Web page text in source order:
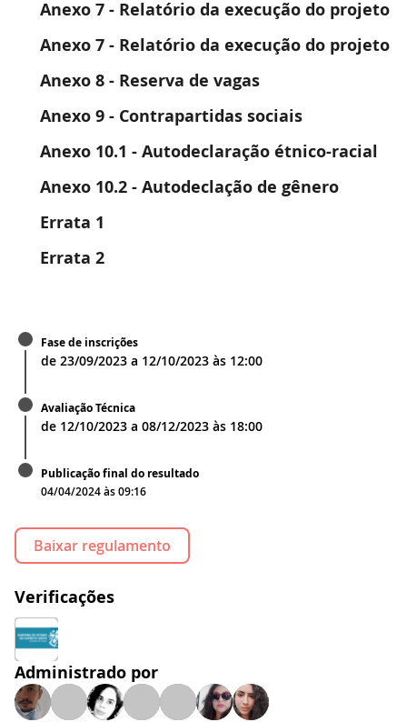
Anexo 7 - Relatório da execução do projeto
Anexo 7 - Relatório da execução do projeto
Anexo 8 - Reserva de vagas
Anexo 9 - Contrapartidas sociais
Anexo 10.1 - Autodeclaração étnico-racial
Anexo 10.2 - Autodeclação de gênero
Errata 1
Errata 2
Fase de inscrições
de23/09/2023 a 12/10/2023 às 12:00
Avaliação Técnica
de 12/10/2023 a08/12/2023 às 18:00
Publicação final do resultado
04/04/2024 às 09:16
Baixar regulamento
Verificações
Administrado por